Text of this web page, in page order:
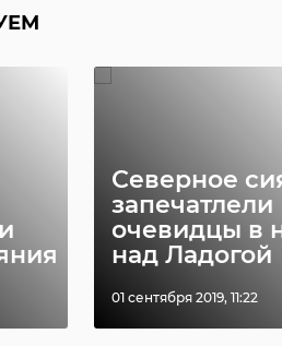
Северное
запечатлели
очевидцы в
над Ладогой
01 сентября 2019, 11:22